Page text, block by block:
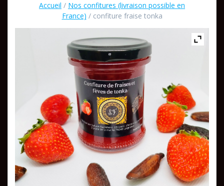
Accueil / Nos confitures (livraison possible en
France) / confiture fraise tonka